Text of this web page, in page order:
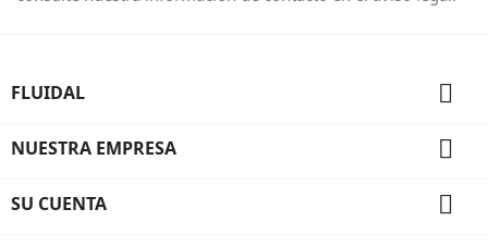
FLUIDAL 
NUESTRA EMPRESA 
SU CUENTA 